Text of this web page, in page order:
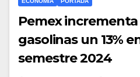
Pemex
gasolinas un 13%
semestre 2024